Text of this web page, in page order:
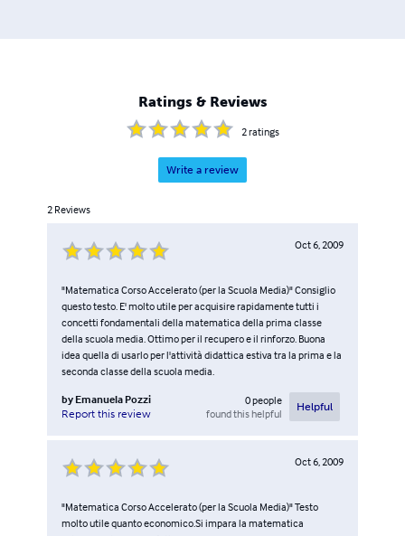
Ratings & Reviews
2ratings
Write a review
2 Reviews
Oct 6, 2009
"Matematica Corso Accelerato (per la Scuola Media)" Consiglio
questo testo. E' molto utile per acquisire rapidamente tutti i
concetti fondamentali della matematica della prima classe
della scuola media. Ottimo per il recupero e il rinforzo. Buona
idea quella di usarlo per l'attività didattica estiva tra la prima e la
seconda classe della scuola media.
by Emanuela Pozzi
Report this review
0people
found this helpful
Helpful
Oct 6, 2009
"Matematica Corso Accelerato (per la Scuola Media)" Testo
molto utile quanto economico.Si impara la matematica